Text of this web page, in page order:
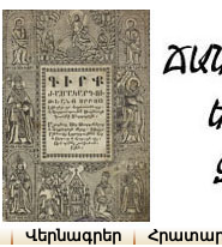
Վերնագրեր